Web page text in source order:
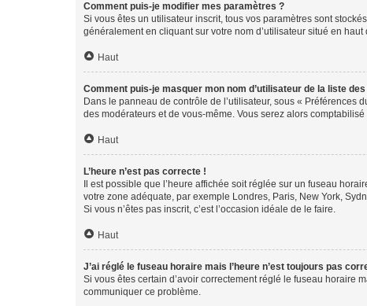
Comment puis-je modifier mes paramètres ?
Si vous êtes un utilisateur inscrit, tous vos paramètres sont
généralement en cliquant sur votre nom d’utilisateur situé en
Haut
Comment puis-je masquer mon nom d’utilisateur de la liste
Dans le panneau de contrôle de l’utilisateur, sous « Préférences
des modérateurs et de vous-même. Vous serez alors
Haut
L’heure n’est pas correcte !
Il est possible que l’heure affichée soit réglée sur un fuseau
votre zone adéquate, par exemple Londres, Paris, New York,
Si vous n’êtes pas inscrit, c’est l’occasion idéale de le faire.
Haut
J’ai réglé le fuseau horaire mais l’heure n’est toujours pas
Si vous êtes certain d’avoir correctement réglé le fuseau horaire
communiquer ce problème.